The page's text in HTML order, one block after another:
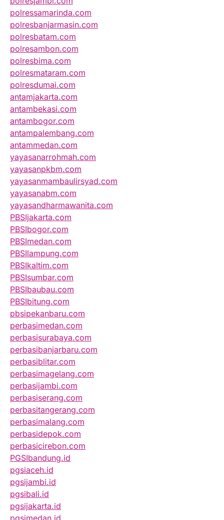
polressamarinda.com
polresbanjarmasin.com
polresbatam.com
polresambon.com
polresbima.com
polresmataram.com
polresdumai.com
antamjakarta.com
antambekasi.com
antambogor.com
antampalembang.com
antammedan.com
yayasanarrohmah.com
yayasanpkbm.com
yayasanmambaulirsyad.com
yayasanabm.com
yayasandharmawanita.com
PBSIjakarta.com
PBSIbogor.com
PBSImedan.com
PBSIlampung.com
PBSIkaltim.com
PBSIsumbar.com
PBSIbaubau.com
PBSIbitung.com
pbsipekanbaru.com
perbasimedan.com
perbasisurabaya.com
perbasibanjarbaru.com
perbasiblitar.com
perbasimagelang.com
perbasijambi.com
perbasiserang.com
perbasitangerang.com
perbasimalang.com
perbasidepok.com
perbasicirebon.com
PGSIbandung.id
pgsiaceh.id
pgsijambi.id
pgsibali.id
pgsijakarta.id